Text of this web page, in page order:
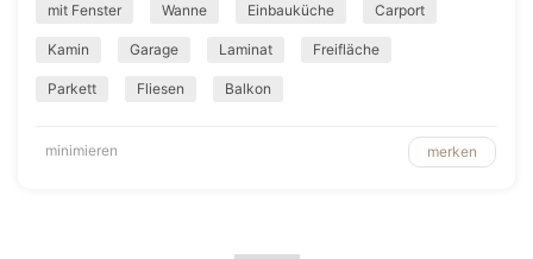
mit Fenster Wanne Einbauküche Carport
Kamin Garage Laminat Freifläche
Parkett Fliesen Balkon
minimieren merken